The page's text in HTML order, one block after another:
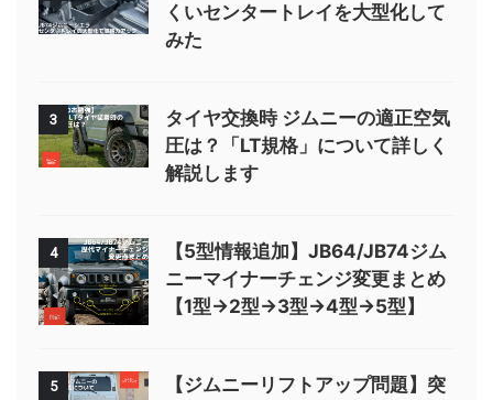
くいセンタートレイを大型化して
みた
3
タイヤ交換時 ジムニーの適正空気
圧は？「LT規格」について詳しく
解説します
4
【5型情報追加】JB64/JB74ジム
ニーマイナーチェンジ変更まとめ
【1型→2型→3型→4型→5型】
5
【ジムニーリフトアップ問題】突